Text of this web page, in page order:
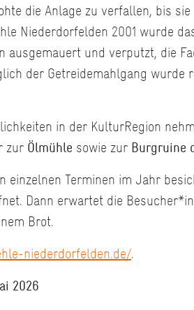
die Anlage zu verfallen, bis
Niederdorfelden 2001 wurde
und verputzt, die
der Getreidemahlgang
in der KulturRegion
zur Ölmühle sowie zur Burgruine
Terminen im Jahr
Dann erwartet die
Brot.
niederdorfelden.de/.
2026